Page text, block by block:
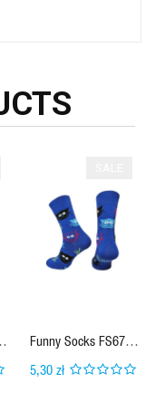
i kolarami, ale także
klasy bawełny
Zapewnia dużą
i pozwala na
oraz strefę
Funny Socks FS671-
125 Wiśnia
5,30 zł